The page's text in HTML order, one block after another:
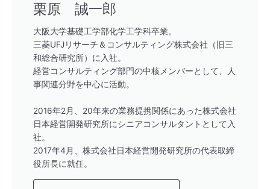
栗原 誠一郎
大阪大学基礎工学部化学工学科卒業。
三菱UFJリサーチ＆コンサルティング株式会社（旧三
和総合研究所）に入社。
経営コンサルティング部門の中核メンバーとして、人
事関連分野を中心に活動。
2016年2月、20年来の業務提携関係にあった株式会社
日本経営開発研究所にシニアコンサルタントとして入
社。
2017年4月、株式会社日本経営開発研究所の代表取締
役所長に就任。